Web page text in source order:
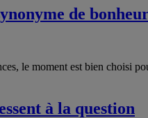
de
le moment est bien choisi
à la question